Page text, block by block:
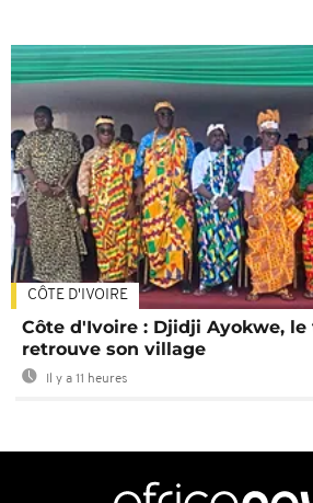
CÔTE D'IVOIRE
Côte d'Ivoire : Djidji Ayokwe,
retrouve son village
Il y a 11 heures